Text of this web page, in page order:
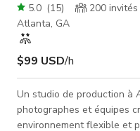
5.0 (15) 200 invités
Atlanta, GA
$99 USD/h
Un studio de production à
photographes et équipes
environnement flexible et